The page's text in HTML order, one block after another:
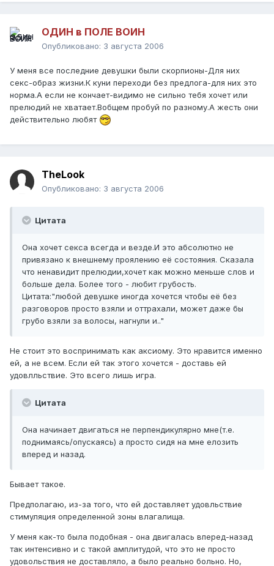
ОДИН в ПОЛЕ ВОИН
Опубликовано: 3 августа 2006
У меня все последние девушки были скорпионы-Для них
секс-образ жизни.К куни переходи без предлога-для них это
норма.А если не кончает-видимо не сильно тебя хочет или
прелюдий не хватает.Вобщем пробуй по разному.А жесть они
действительно любят
TheLook
Опубликовано: 3 августа 2006
Цитата
Она хочет секса всегда и везде.И это абсолютно не
привязано к внешнему проялению её состояния. Сказала
что ненавидит прелюдии,хочет как можно меньше слов и
больше дела. Более того - любит грубость.
Цитата:"любой девушке иногда хочется чтобы её без
разговоров просто взяли и оттрахали, может даже бы
грубо взяли за волосы, нагнули и.."
Не стоит это воспринимать как аксиому. Это нравится именно
ей, а не всем. Если ей так этого хочется - доставь ей
удовлльствие. Это всего лишь игра.
Цитата
Она начинает двигаться не перпендикулярно мне(т.е.
поднимаясь/опускаясь) а просто сидя на мне елозить
вперед и назад.
Бывает такое.
Предполагаю, из-за того, что ей доставляет удовльствие
стимуляция определенной зоны влагалища.
У меня как-то была подобная - она двигалась вперед-назад
так интенсивно и с такой амплитудой, что это не просто
удовольствия не доставляло, а было реально больно. Но,